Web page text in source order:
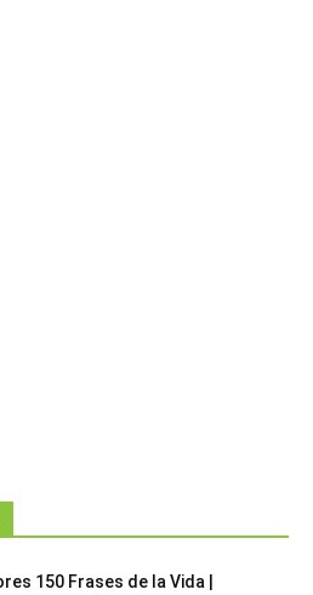
150 Frases de la Vida |